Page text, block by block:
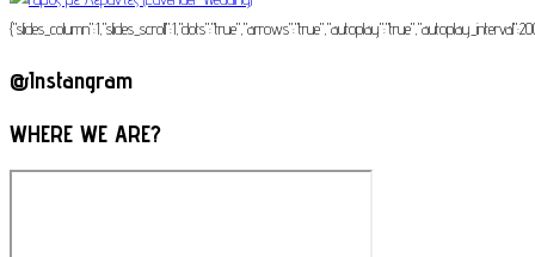
@Instangram
WHERE WE ARE?